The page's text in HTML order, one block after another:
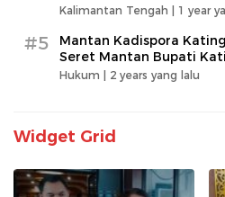
Kalimantan Tengah | 1 year
#5
Mantan Kadispora
Seret Mantan Bupati
Hukum | 2 years yang lalu
Widget Grid